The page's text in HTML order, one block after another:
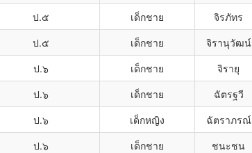
ป.๕ เด็กชาย จิรภัทร
ป.๕ เด็กชาย จิรานุวัฒน์
ป.๖ เด็กชาย จิรายุ
ป.๖ เด็กชาย ฉัตรฐวี
ป.๖ เด็กหญิง ฉัตราภรณ์
ป.๖ เด็กชาย ชนะชน